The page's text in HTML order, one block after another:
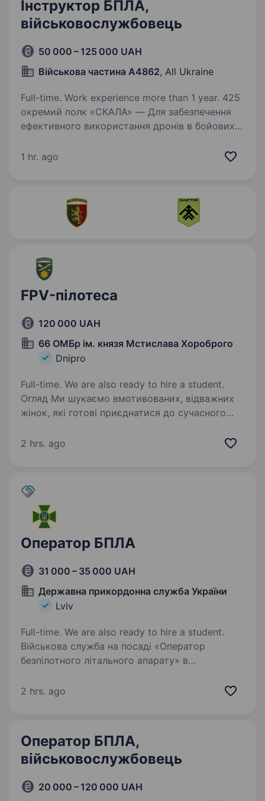
Інструктор БПЛА,
військовослужбовець
50 000 – 125 000 UAH
Військова частина А4862, All Ukraine
Full-time. Work experience more than 1 year. 425
окремий полк «СКАЛА» — Для забезпечення
ефективного використання дронів в бойових
корегування вогню, нанесення ударів та
1 hr. ago
FPV-пілотеса
120 000 UAH
66 ОМБр ім. князя Мстислава Хороброго
Dnipro
Full-time. We are also ready to hire a student.
Огляд Ми шукаємо вмотивованих, відважних
жінок, які готові приєднатися до сучасного
систем Mara на посаду Оператор FPV-дрона.
2 hrs. ago
Оператор БПЛА
31 000 – 35 000 UAH
Державна прикордонна служба України
Lviv
Full-time. We are also ready to hire a student.
Військова служба на посаді «Оператор
безпілотного літального апарату» в
Вимоги: базові знання з керування коптером;
2 hrs. ago
Оператор БПЛА,
військовослужбовець
20 000 – 120 000 UAH